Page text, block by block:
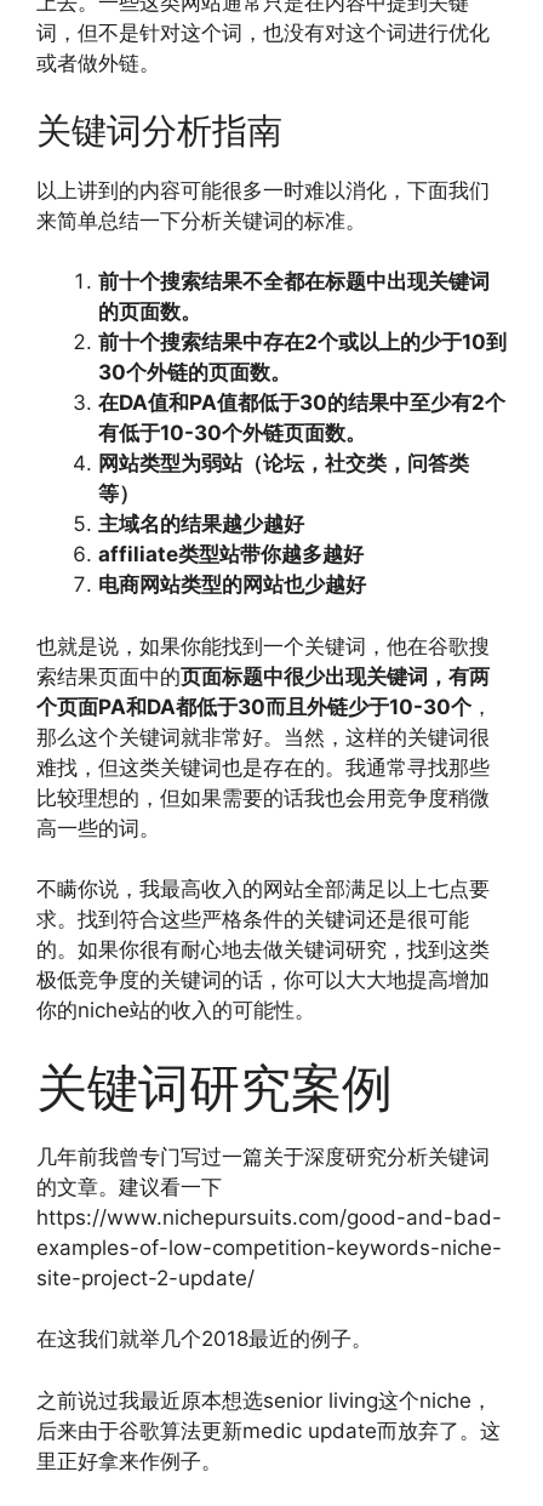
词，但不是针对这个词，也没有对这个词进行优化
或者做外链。
关键词分析指南
以上讲到的内容可能很多一时难以消化，下面我们
来简单总结一下分析关键词的标准。
前十个搜索结果不全都在标题中出现关键词
的页面数。
前十个搜索结果中存在2个或以上的少于10到
30个外链的页面数。
在DA值和PA值都低于30的结果中至少有2个
有低于10-30个外链页面数。
网站类型为弱站（论坛，社交类，问答类
等）
主域名的结果越少越好
affiliate类型站带你越多越好
电商网站类型的网站也少越好
也就是说，如果你能找到一个关键词，他在谷歌搜
索结果页面中的页面标题中很少出现关键词，有两
个页面PA和DA都低于30而且外链少于10-30个 ，
那么这个关键词就非常好。当然，这样的关键词很
难找，但这类关键词也是存在的。我通常寻找那些
比较理想的，但如果需要的话我也会用竞争度稍微
高一些的词。
不瞒你说，我最高收入的网站全部满足以上七点要
求。找到符合这些严格条件的关键词还是很可能
的。如果你很有耐心地去做关键词研究，找到这类
极低竞争度的关键词的话，你可以大大地提高增加
你的niche站的收入的可能性。
关键词研究案例
几年前我曾专门写过一篇关于深度研究分析关键词
的文章。建议看一下
https://www.nichepursuits.com/good-and-bad-
examples-of-low-competition-keywords-niche-
site-project-2-update/
在这我们就举几个2018最近的例子。
之前说过我最近原本想选senior living这个niche，
后来由于谷歌算法更新medic update而放弃了。这
里正好拿来作例子。